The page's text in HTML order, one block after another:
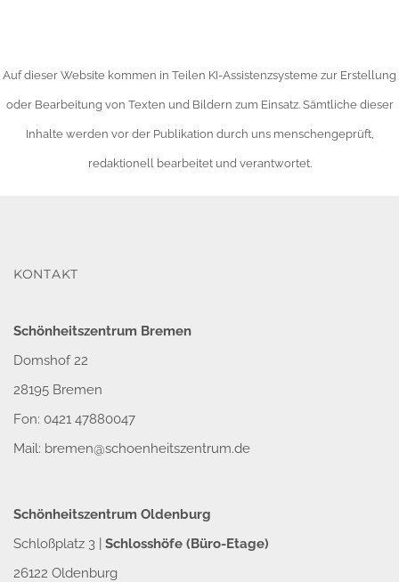
Auf dieser Website kommen in Teilen KI-Assistenzsysteme zur Erstellung
oder Bearbeitung von Texten und Bildern zum Einsatz. Sämtliche dieser
Inhalte werden vor der Publikation durch uns menschengeprüft,
redaktionell bearbeitet und verantwortet.
KONTAKT
Schönheitszentrum Bremen
Domshof 22
28195 Bremen
Fon: 0421 47880047
Mail: bremen@schoenheitszentrum.de
Schönheitszentrum Oldenburg
Schloßplatz 3 | Schlosshöfe (Büro-Etage)
26122 Oldenburg